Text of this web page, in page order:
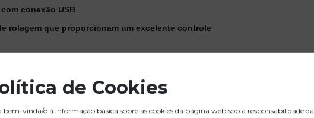
conexão USB
rolagem que proporcionam um excelente controle
90% dos sons de clique
de Cookies
bem-vinda/o à informação básica sobre as cookies da página web sob a responsabilidade